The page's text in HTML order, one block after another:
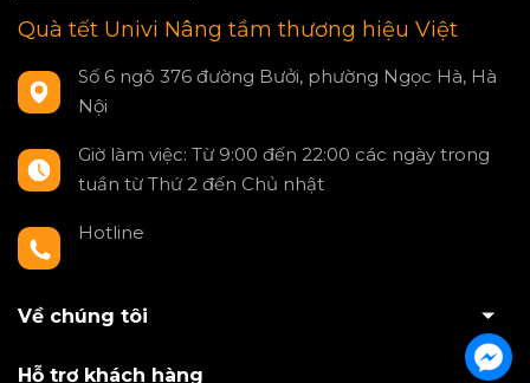
Quà tết Univi Nâng tầm thương hiệu Việt
Số 6 ngõ 376 đường Bưởi, phường Ngọc Hà, Hà
Nội
Giờ làm việc: Từ 9:00 đến 22:00 các ngày trong
tuần từ Thứ 2 đến Chủ nhật
Hotline
Về chúng tôi
Hỗ trợ khách hàng